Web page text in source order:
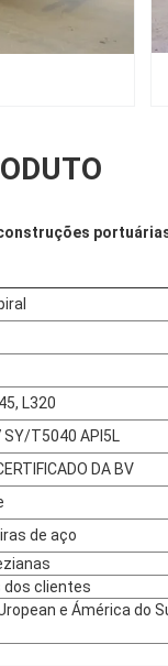
L320
T5040 API5L
DA BV
de aço
dos clientes
e Ámérica do